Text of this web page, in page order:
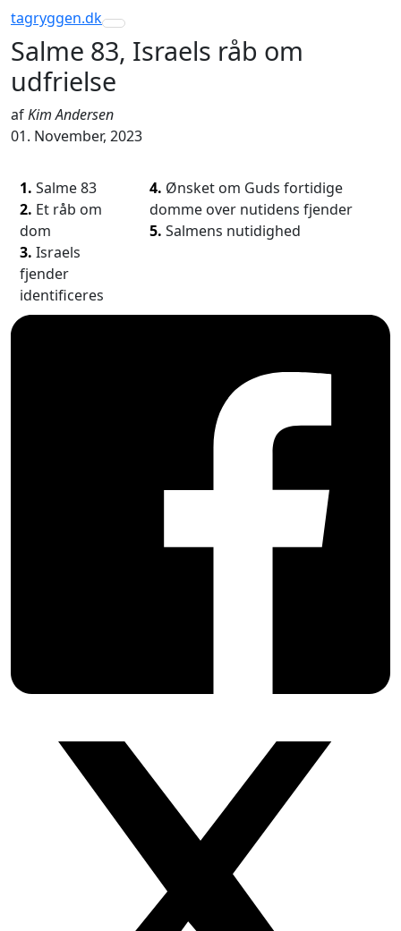
tagryggen.dk
Toggle navigation
Salme 83, Israels råb om
udfrielse
afKim Andersen
01. November, 2023
1. Salme 83
2. Et råb om
dom
3. Israels
fjender
identificeres
4. Ønsket om Guds fortidige
domme over nutidens fjender
5. Salmens nutidighed